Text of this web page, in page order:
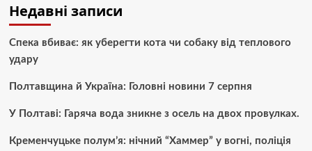
Недавні записи
Спека вбиває: як уберегти кота чи собаку від теплового
удару
Полтавщина й Україна: Головні новини 7 серпня
У Полтаві: Гаряча вода зникне з осель на двох провулках.
Кременчуцьке полум’я: нічний “Хаммер” у вогні, поліція